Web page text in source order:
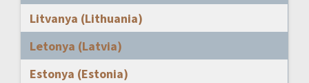
Litvanya (Lithuania)
Letonya (Latvia)
Estonya (Estonia)